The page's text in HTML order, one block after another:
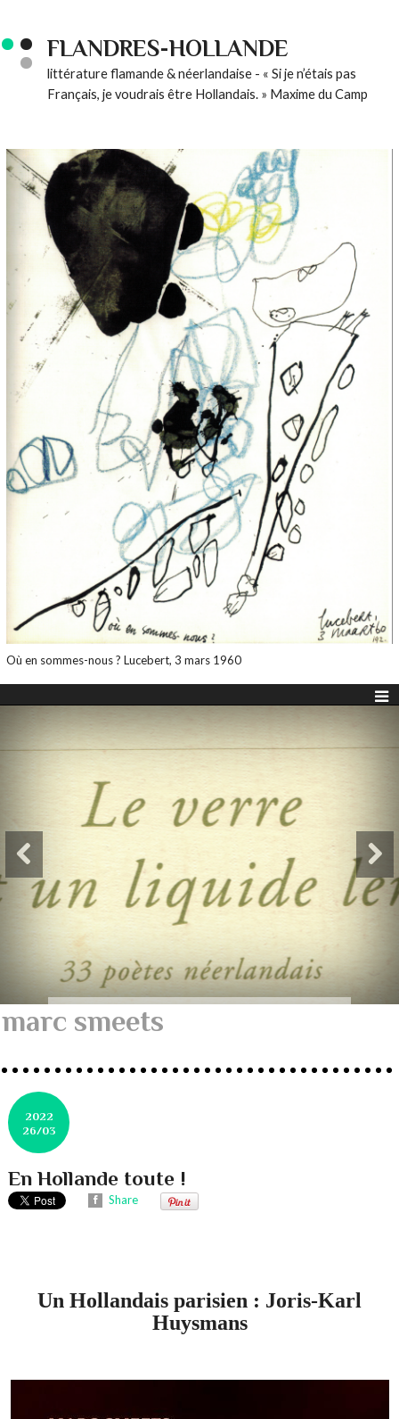
FLANDRES-HOLLANDE
littérature flamande & néerlandaise - « Si je n’étais pas
Français, je voudrais être Hollandais. » Maxime du Camp
Où en sommes-nous ? Lucebert, 3 mars 1960
marc smeets
2022
26/03
En Hollande toute !
Share
Un Hollandais parisien : Joris-Karl
Huysmans